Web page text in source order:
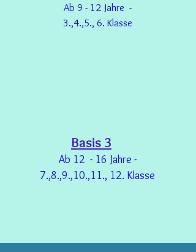
Ab 9 - 12 Jahre -
3.,4.,5., 6. Klasse
Basis 3
Ab 12 - 16 Jahre -
7.,8.,9.,10.,11., 12. Klasse